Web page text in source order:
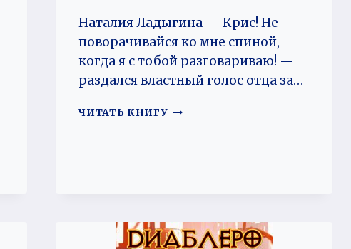
Наталия Ладыгина — Крис! Не
поворачивайся ко мне спиной,
когда я с тобой разговариваю! —
раздался властный голос отца за…
ЧИТАТЬ КНИГУ ЖЕНА